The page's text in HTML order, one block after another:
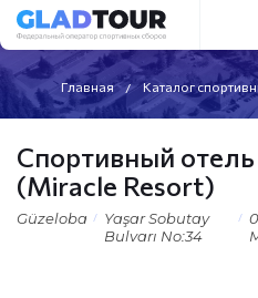
Главная Каталог
Спортивный
(Miracle Resort)
Güzeloba
Yaşar Sobutay
Bulvarı No:34